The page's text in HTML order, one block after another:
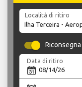
Località di ritiro
Data di ritiro